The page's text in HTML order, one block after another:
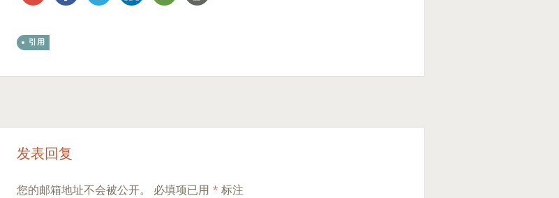
引用
Post
navigation
发表回复
您的邮箱地址不会被公开。 必填项已用 * 标注